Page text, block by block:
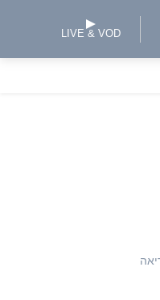
LIVE & VOD